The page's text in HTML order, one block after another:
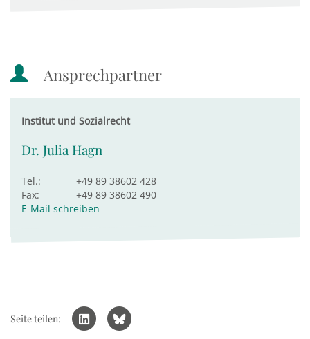
Ansprechpartner
Institut und Sozialrecht
Dr. Julia Hagn
Tel.:
+49 89 38602 428
Fax:
+49 89 38602 490
E-Mail schreiben
Seite teilen: